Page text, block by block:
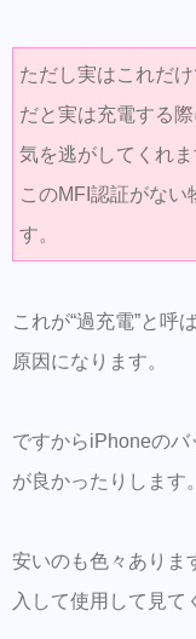
ただし実はこれだ
だと実は充電する
気を逃がしてくれま
このMFI認証がない
す。
これが“過充電”と呼
原因になります。
ですからiPhoneの
が良かったりします。
安いのも色々ありま
入して使用して見て